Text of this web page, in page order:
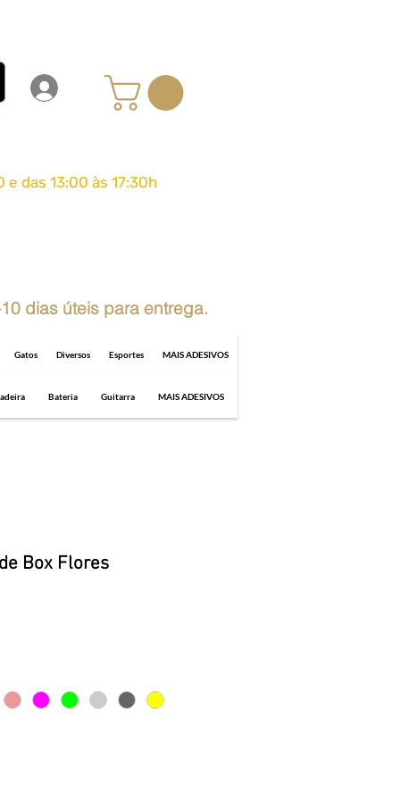
das 13:00 às 17:30h
dias úteis para entrega.
Gatos Diversos Esportes MAIS ADESIVOS
Bateria Guitarra MAIS ADESIVOS
Box Flores